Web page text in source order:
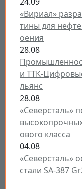
«Вириал»
тины для
оения
28.08
и ТТК-
льянс
28.08
«Северсталь»
ового класса
04.08
«Северсталь»
стали SA-387